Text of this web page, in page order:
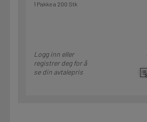
1 Pakke a 200 Stk
Logg inn eller
registrer deg for å
se din avtalepris